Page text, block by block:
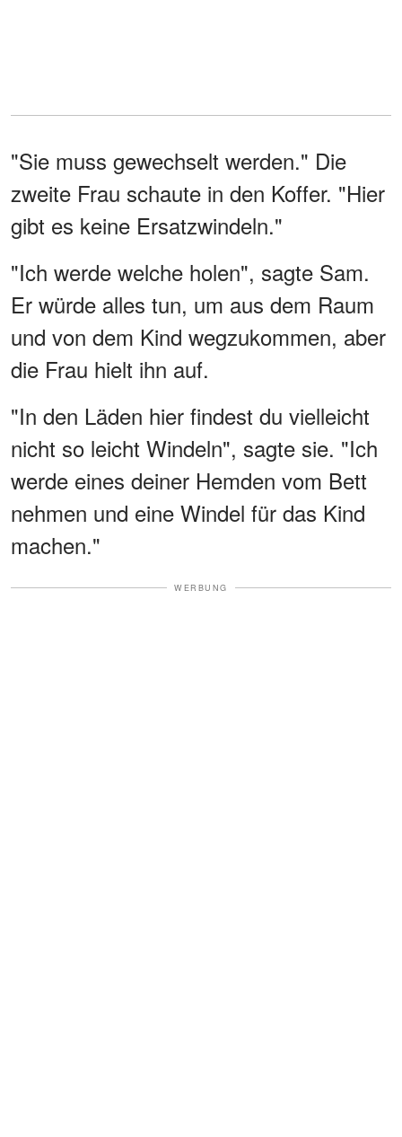
"Sie muss gewechselt werden." Die
zweite Frau schaute in den Koffer. "Hier
gibt es keine Ersatzwindeln."
"Ich werde welche holen", sagte Sam.
Er würde alles tun, um aus dem Raum
und von dem Kind wegzukommen, aber
die Frau hielt ihn auf.
"In den Läden hier findest du vielleicht
nicht so leicht Windeln", sagte sie. "Ich
werde eines deiner Hemden vom Bett
nehmen und eine Windel für das Kind
machen."
WERBUNG